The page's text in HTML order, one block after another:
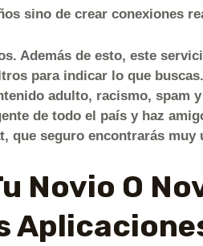
sino de crear conexiones
Además de esto, este
para indicar lo que
adulto, racismo, spam
de todo el país y haz
que seguro encontrarás muy
Novio O